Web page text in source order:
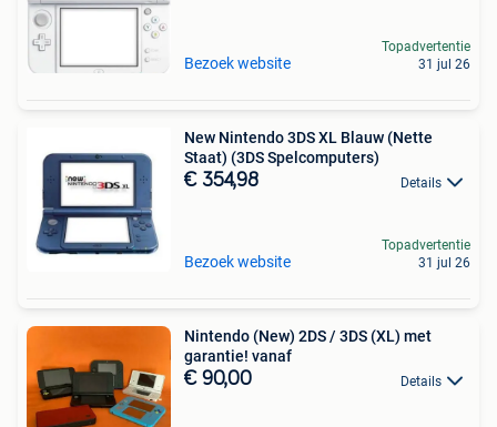
Bezoek website
Topadvertentie
31 jul 26
New Nintendo 3DS XL Blauw (Nette
Staat) (3DS Spelcomputers)
€ 354,98 Details
Bezoek website
Topadvertentie
31 jul 26
Nintendo (New) 2DS / 3DS (XL) met
garantie! vanaf
€ 90,00 Details